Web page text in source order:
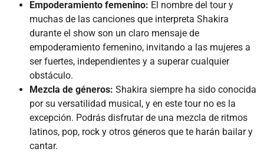
Empoderamiento femenino: El nombre del tour y
muchas de las canciones que interpreta Shakira
durante el show son un claro mensaje de
empoderamiento femenino, invitando a las mujeres a
ser fuertes, independientes y a superar cualquier
obstáculo.
Mezcla de géneros: Shakira siempre ha sido conocida
por su versatilidad musical, y en este tour no es la
excepción. Podrás disfrutar de una mezcla de ritmos
latinos, pop, rock y otros géneros que te harán bailar y
cantar.